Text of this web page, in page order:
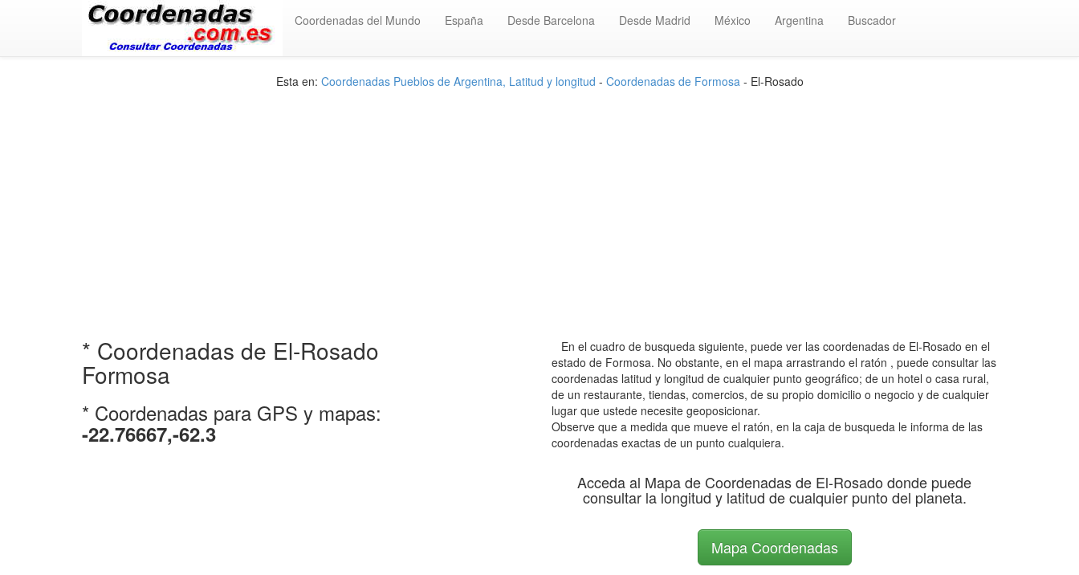
Coordenadas del Mundo España Desde Barcelona Desde Madrid México Argentina Buscador
Esta en: Coordenadas Pueblos de Argentina, Latitud y longitud - Coordenadas de Formosa- El-Rosado
* Coordenadas de El-Rosado
Formosa
* Coordenadas para GPS y mapas:
-22.76667,-62.3
En el cuadro de busqueda siguiente, puede ver las coordenadas de El-Rosado en el
estado de Formosa. No obstante, en el mapa arrastrando el ratón , puede consultar las
coordenadas latitud y longitud de cualquier punto geográfico; de un hotel o casa rural,
de un restaurante, tiendas, comercios, de su propio domicilio o negocio y de cualquier
lugar que ustede necesite geoposicionar.
Observe que a medida que mueve el ratón, en la caja de busqueda le informa de las
coordenadas exactas de un punto cualquiera.
Acceda al Mapa de Coordenadas de El-Rosado donde puede
consultar la longitud y latitud de cualquier punto del planeta.
Mapa Coordenadas